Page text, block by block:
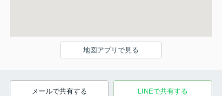
地図アプリで見る
メールで共有する LINEで共有する